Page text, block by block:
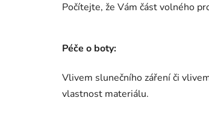
Počítejte, že Vám část volného
Péče o boty:
Vlivem slunečního záření či
vlastnost materiálu.